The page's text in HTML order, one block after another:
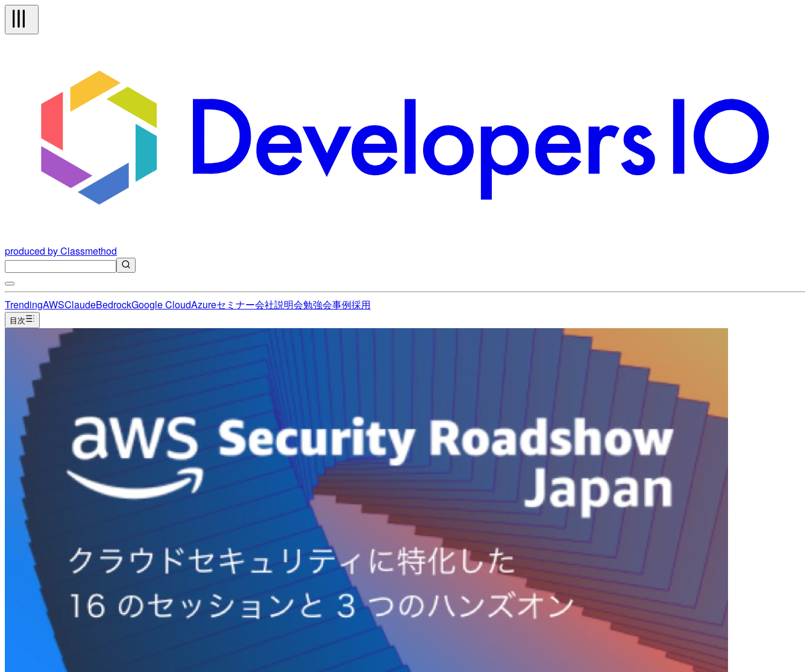
produced by Classmethod
TrendingAWSClaudeBedrockGoogle CloudAzureセミナー会社説明会勉強会事例採用
目次